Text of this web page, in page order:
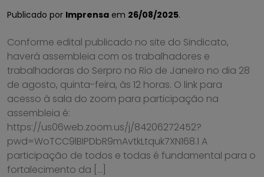
Publicado por Imprensa em 26/08/2025.
Conforme edital publicado no site do Sindicato,
haverá assembleia com os trabalhadores e
trabalhadoras do Serpro no Rio de Janeiro no dia 28
de agosto, quinta-feira, às 12 horas. O link para
acesso à sala do zoom para participação na
assembleia é:
https://us06web.zoom.us/j/84206272452?
pwd=WoTCC9lBIPDbR9mAvtkLtquk7XN168.1 A
participação de todos e todas é fundamental para o
fortalecimento da […]